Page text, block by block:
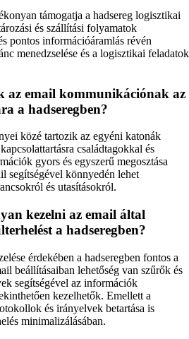
támogatja a hadsereg logisztikai
és szállítási folyamatok
pontos információáramlás révén
menedzselése és a logisztikai feladatok
az email kommunikációnak az
a hadseregben?
közé tartozik az egyéni katonák
családtagokkal és
gyors és egyszerű megosztása
segítségével könnyedén lehet
és utasításokról.
kezelni az email által
a hadseregben?
érdekében a hadseregben fontos a
beállításaiban lehetőség van szűrők és
segítségével az információk
kezelhetők. Emellett a
és irányelvek betartása is
minimalizálásában.